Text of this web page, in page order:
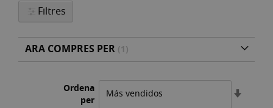
Filtres
ARA COMPRES PER
Ordena
per